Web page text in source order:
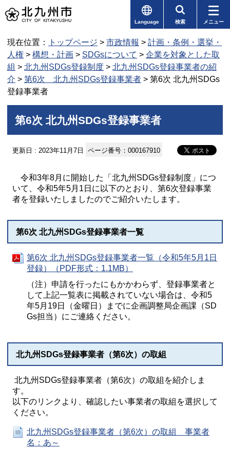
Language 検索 メニュー
現在位置： トップページ > 市政情報 > 計画・条例・選挙・
人権 > 構想・計画 > SDGsについて > 企業を対象とした取
組 > 北九州SDGs登録制度 > 北九州SDGs登録事業者の紹
介 > 第6次 北九州SDGs登録事業者 > 第6次 北九州SDGs
登録事業者
第6次 北九州SDGs登録事業者
更新日 : 2023年11月7日 ページ番号：000167910
令和3年8月に開始した「北九州SDGs登録制度」につ
いて、令和5年5月1日に以下のとおり、第6次登録事業
者を登録いたしましたのでご紹介いたします。
第6次 北九州SDGs登録事業者一覧
第6次 北九州SDGs登録事業者一覧（令和5年5月1日
登録）（PDF形式：1.1MB）
（注）申請を行ったにもかかわらず、登録事業者と
して上記一覧表に掲載されていない場合は、令和5
年5月19日（金曜日）までに企画調整局企画課（SD
Gs担当）にご連絡ください。
北九州SDGs登録事業者（第6次）の取組
北九州SDGs登録事業者（第6次）の取組を紹介しま
す。
以下のリンクより、確認したい事業者の取組を選択して
ください。
北九州SDGs登録事業者（第6次）の取組 事業者
名：あ～